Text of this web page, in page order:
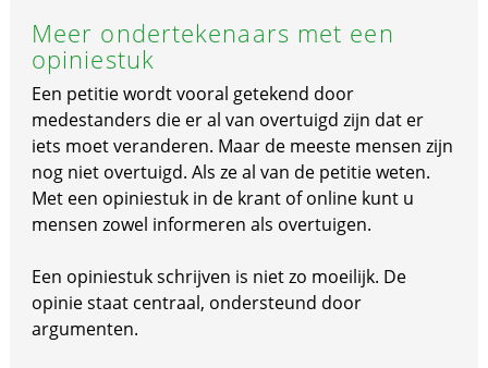
Meer ondertekenaars met een
opiniestuk
Een petitie wordt vooral getekend door
medestanders die er al van overtuigd zijn dat er
iets moet veranderen. Maar de meeste mensen zijn
nog niet overtuigd. Als ze al van de petitie weten.
Met een opiniestuk in de krant of online kunt u
mensen zowel informeren als overtuigen.
Een opiniestuk schrijven is niet zo moeilijk. De
opinie staat centraal, ondersteund door
argumenten.